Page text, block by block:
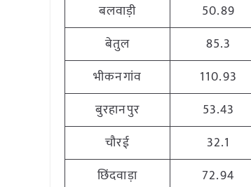
बलवाड़ी
50.89
बेतुल
85.3
भीकनगांव
110.93
बुरहानपुर
53.43
चौरई
32.1
छिंदवाड़ा
72.94